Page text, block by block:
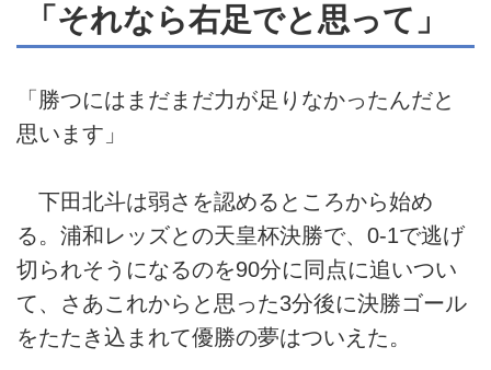
「それなら右足でと思って」
「勝つにはまだまだ力が足りなかったんだと
思います」
下田北斗は弱さを認めるところから始め
る。浦和レッズとの天皇杯決勝で、0-1で逃げ
切られそうになるのを90分に同点に追いつい
て、さあこれからと思った3分後に決勝ゴール
をたたき込まれて優勝の夢はついえた。